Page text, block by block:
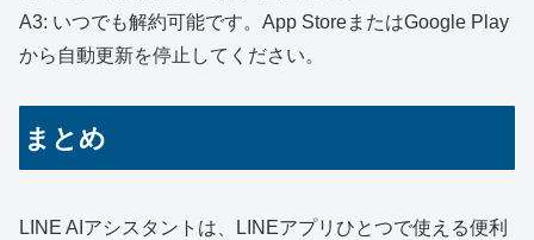
A3: いつでも解約可能です。App StoreまたはGoogle Play
から自動更新を停止してください。
まとめ
LINE AIアシスタントは、LINEアプリひとつで使える便利